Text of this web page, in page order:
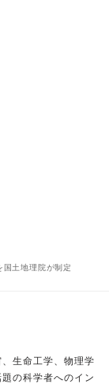
土地理院が制定
生命工学、物理学
の科学者へのイン